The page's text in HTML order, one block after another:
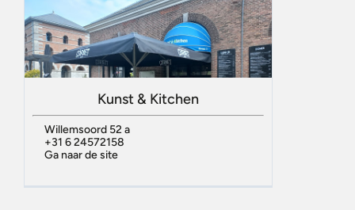
Kunst & Kitchen
Willemsoord 52 a
+31 6 24572158
Ga naar de site